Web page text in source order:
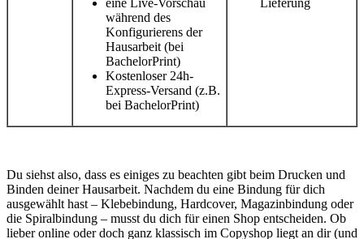
eine Live-Vorschau
während des
Konfigurierens der
Hausarbeit (bei
BachelorPrint)
Kostenloser 24h-
Express-Versand (z.B.
bei BachelorPrint)
Lieferung
Du siehst also, dass es einiges zu beachten gibt beim Drucken und
Binden deiner Hausarbeit. Nachdem du eine Bindung für dich
ausgewählt hast – Klebebindung, Hardcover, Magazinbindung oder
die Spiralbindung – musst du dich für einen Shop entscheiden. Ob
lieber online oder doch ganz klassisch im Copyshop liegt an dir (und